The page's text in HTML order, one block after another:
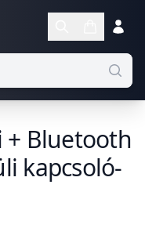
+ Bluetooth
kapcsoló-